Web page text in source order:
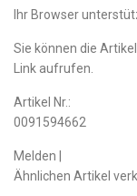
Ihr Browser
Sie können die
Link aufrufen.
Artikel Nr.:
0091594662
Melden |
Ähnlichen Artikel